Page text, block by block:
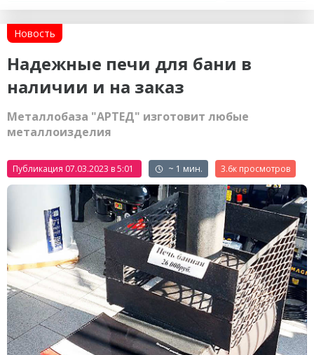
Новость
Надежные печи для бани в
наличии и на заказ
Металлобаза "АРТЕД" изготовит любые
металлоизделия
Публикация 07.03.2023 в 5:01 ~ 1 мин. 3.6к